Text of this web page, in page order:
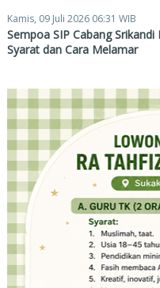
Kamis, 09 Juli 2026 06:31 WIB
Sempoa SIP Cabang
Syarat dan Cara Melamar